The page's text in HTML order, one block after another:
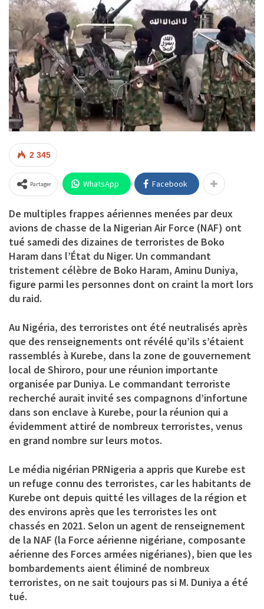
2 345
Partager WhatsApp Facebook
De multiples frappes aériennes menées par deux
avions de chasse de la Nigerian Air Force (NAF) ont
tué samedi des dizaines de terroristes de Boko
Haram dans l’État du Niger. Un commandant
tristement célèbre de Boko Haram, Aminu Duniya,
figure parmi les personnes dont on craint la mort lors
du raid.
Au Nigéria, des terroristes ont été neutralisés après
que des renseignements ont révélé qu’ils s’étaient
rassemblés à Kurebe, dans la zone de gouvernement
local de Shiroro, pour une réunion importante
organisée par Duniya. Le commandant terroriste
recherché aurait invité ses compagnons d’infortune
dans son enclave à Kurebe, pour la réunion qui a
évidemment attiré de nombreux terroristes, venus
en grand nombre sur leurs motos.
Le média nigérian PRNigeria a appris que Kurebe est
un refuge connu des terroristes, car les habitants de
Kurebe ont depuis quitté les villages de la région et
des environs après que les terroristes les ont
chassés en 2021. Selon un agent de renseignement
de la NAF (la Force aérienne nigériane, composante
aérienne des Forces armées nigérianes), bien que les
bombardements aient éliminé de nombreux
terroristes, on ne sait toujours pas si M. Duniya a été
tué.